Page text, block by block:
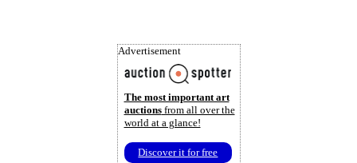
Advertisement
The most important art
auctionsfrom all over the
world at a glance!
Discover it for free